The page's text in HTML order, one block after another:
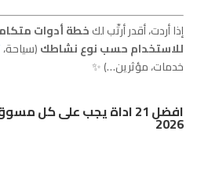
إذا أردت، أقدر أرتّب لكخطة أدوات
للاستخدام حسب نوع نشاطك(سياحة،
خدمات، مؤثرين…) ✨
افضل 21 اداة يجب على كل
2026